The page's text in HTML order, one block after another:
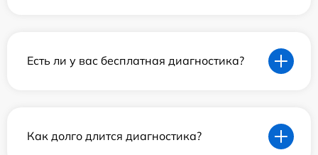
Есть ли у вас бесплатная диагностика?
Как долго длится диагностика?